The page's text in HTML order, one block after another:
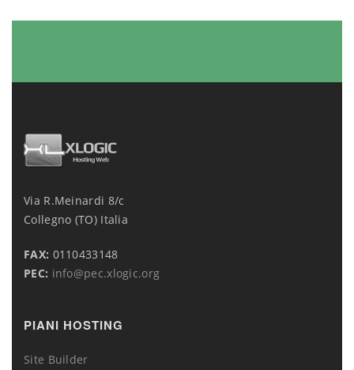
Via R.Meinardi 8/c
Collegno (TO) Italia
FAX: 0110433148
PEC: info@pec.xlogic.org
PIANI HOSTING
Site Builder